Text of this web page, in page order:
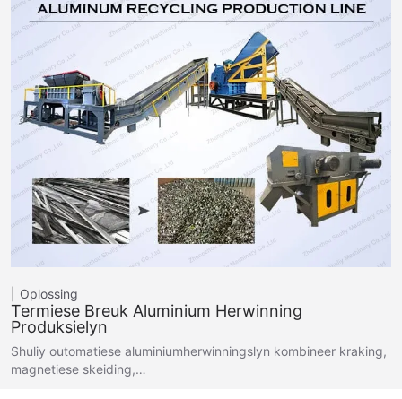
Oplossing
Termiese Breuk Aluminium Herwinning
Produksielyn
Shuliy outomatiese aluminiumherwinningslyn kombineer kraking,
magnetiese skeiding,…